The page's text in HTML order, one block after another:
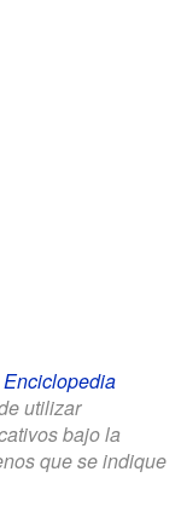
Enciclopedia
utilizar
bajo la
que se indique